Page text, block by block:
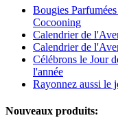
Bougies
Cocooning
Calendrier de
Calendrier de
Célébrons le Jour
l'année
Rayonnez aussi le
Nouveaux produits: